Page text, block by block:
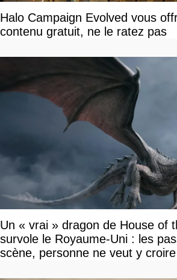
Halo Campaign Evolved vous
contenu gratuit, ne le ratez pas
Un « vrai » dragon de House of
survole le Royaume-Uni : les
scène, personne ne veut y croire